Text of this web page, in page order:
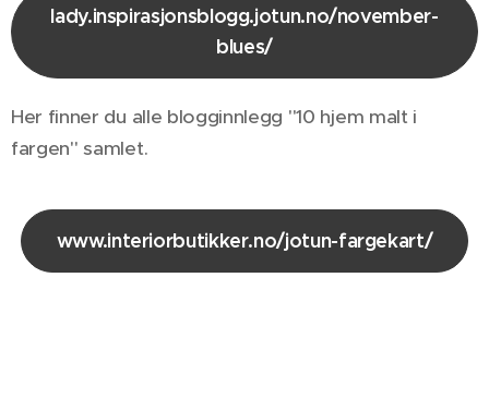
lady.inspirasjonsblogg.jotun.no/november-
blues/
Her finner du alle blogginnlegg "10 hjem malt i
fargen" samlet.
www.interiorbutikker.no/jotun-fargekart/